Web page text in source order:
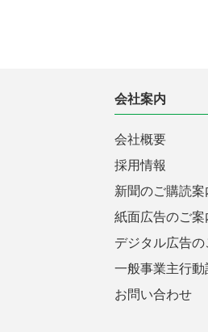
会社案内
会社概要
採用情報
新聞のご購読案
紙面広告のご案
デジタル広告の
一般事業主行動
お問い合わせ